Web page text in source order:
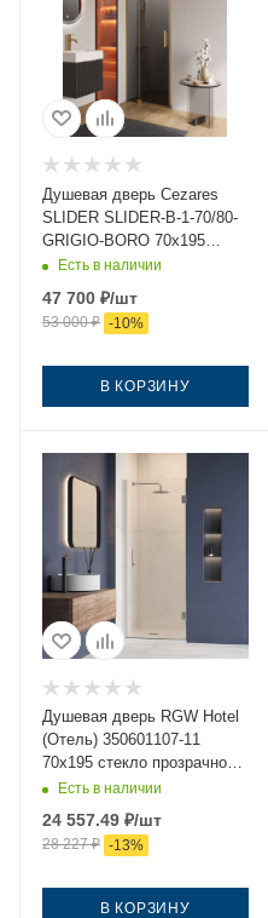
Душевая дверь Cezares
SLIDER SLIDER-B-1-70/80-
GRIGIO-BORO 70х195
стекло тонированное
Есть в наличии
47 700 ₽/шт
53 000₽ -10%
В КОРЗИНУ
Душевая дверь RGW Hotel
(Отель) 350601107-11
70х195 стекло прозрачное
профиль хром
Есть в наличии
24 557.49 ₽/шт
28 227₽ -13%
В КОРЗИНУ